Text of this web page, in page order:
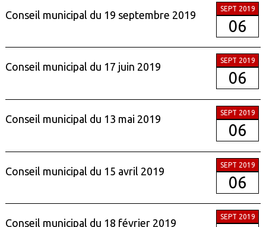
Conseil municipal du 19 septembre 2019
SEPT 2019
06
Conseil municipal du 17 juin 2019
SEPT 2019
06
Conseil municipal du 13 mai 2019
SEPT 2019
06
Conseil municipal du 15 avril 2019
SEPT 2019
06
Conseil municipal du 18 février 2019
SEPT 2019